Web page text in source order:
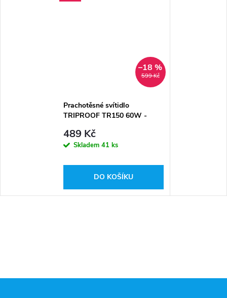
599 Kč
–18 %
Prachotěsné svítidlo
TRIPROOF TR150 60W -
489 Kč
Skladem 41 ks
DO KOŠÍKU